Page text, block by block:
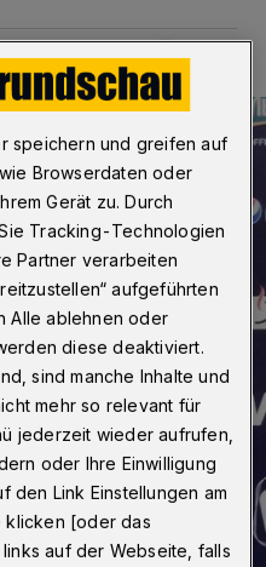
speichern und greifen auf
Browserdaten oder
Gerät zu. Durch
Tracking-Technologien
Partner verarbeiten
aufgeführten
Alle ablehnen oder
diese deaktiviert.
sind manche Inhalte und
mehr so relevant für
jederzeit wieder aufrufen,
oder Ihre Einwilligung
den Link Einstellungen am
klicken [oder das
auf der Webseite, falls